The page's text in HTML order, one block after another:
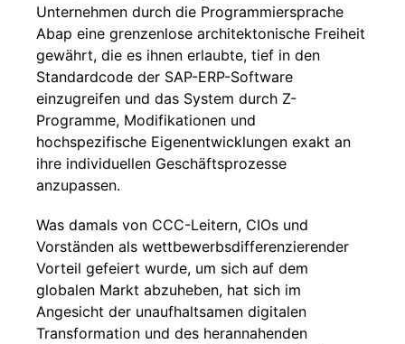
Unternehmen durch die Programmiersprache
Abap eine grenzenlose architektonische Freiheit
gewährt, die es ihnen erlaubte, tief in den
Standardcode der SAP-ERP-Software
einzugreifen und das System durch Z-
Programme, Modifikationen und
hochspezifische Eigenentwicklungen exakt an
ihre individuellen Geschäftsprozesse
anzupassen.
Was damals von CCC-Leitern, CIOs und
Vorständen als wettbewerbsdifferenzierender
Vorteil gefeiert wurde, um sich auf dem
globalen Markt abzuheben, hat sich im
Angesicht der unaufhaltsamen digitalen
Transformation und des herannahenden